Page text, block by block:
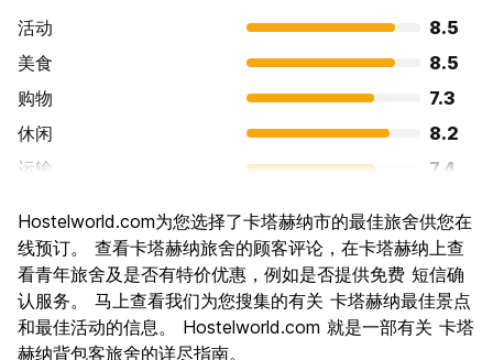
活动
8.5
美食
8.5
购物
7.3
休闲
8.2
运输
7.4
文化
9.0
夜生活
8.3
物有所值
7.4
Hostelworld.com为您选择了卡塔赫纳市的最佳旅舍供您在
线预订。 查看卡塔赫纳旅舍的顾客评论，在卡塔赫纳上查
看青年旅舍及是否有特价优惠，例如是否提供免费 短信确
认服务。 马上查看我们为您搜集的有关 卡塔赫纳最佳景点
和最佳活动的信息。 Hostelworld.com 就是一部有关 卡塔
赫纳背包客旅舍的详尽指南。